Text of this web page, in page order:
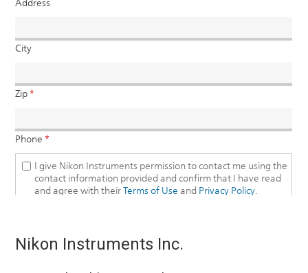
Nikon Instruments Inc.